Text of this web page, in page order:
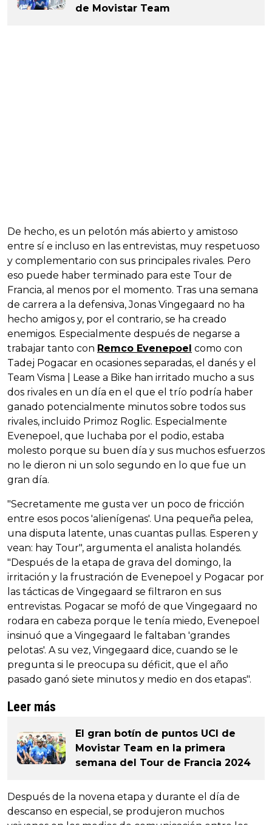
de Movistar Team
De hecho, es un pelotón más abierto y amistoso
entre sí e incluso en las entrevistas, muy respetuoso
y complementario con sus principales rivales. Pero
eso puede haber terminado para este Tour de
Francia, al menos por el momento. Tras una semana
de carrera a la defensiva, Jonas Vingegaard no ha
hecho amigos y, por el contrario, se ha creado
enemigos. Especialmente después de negarse a
trabajar tanto con Remco Evenepoel como con
Tadej Pogacar en ocasiones separadas, el danés y el
Team Visma | Lease a Bike han irritado mucho a sus
dos rivales en un día en el que el trío podría haber
ganado potencialmente minutos sobre todos sus
rivales, incluido Primoz Roglic. Especialmente
Evenepoel, que luchaba por el podio, estaba
molesto porque su buen día y sus muchos esfuerzos
no le dieron ni un solo segundo en lo que fue un
gran día.
"Secretamente me gusta ver un poco de fricción
entre esos pocos 'alienígenas'. Una pequeña pelea,
una disputa latente, unas cuantas pullas. Esperen y
vean: hay Tour", argumenta el analista holandés.
"Después de la etapa de grava del domingo, la
irritación y la frustración de Evenepoel y Pogacar por
las tácticas de Vingegaard se filtraron en sus
entrevistas. Pogacar se mofó de que Vingegaard no
rodara en cabeza porque le tenía miedo, Evenepoel
insinuó que a Vingegaard le faltaban 'grandes
pelotas'. A su vez, Vingegaard dice, cuando se le
pregunta si le preocupa su déficit, que el año
pasado ganó siete minutos y medio en dos etapas".
Leer más
El gran botín de puntos UCI de
Movistar Team en la primera
semana del Tour de Francia 2024
Después de la novena etapa y durante el día de
descanso en especial, se produjeron muchos